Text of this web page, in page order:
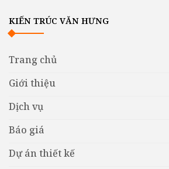
KIẾN TRÚC VĂN HƯNG
Trang chủ
Giới thiệu
Dịch vụ
Báo giá
Dự án thiết kế